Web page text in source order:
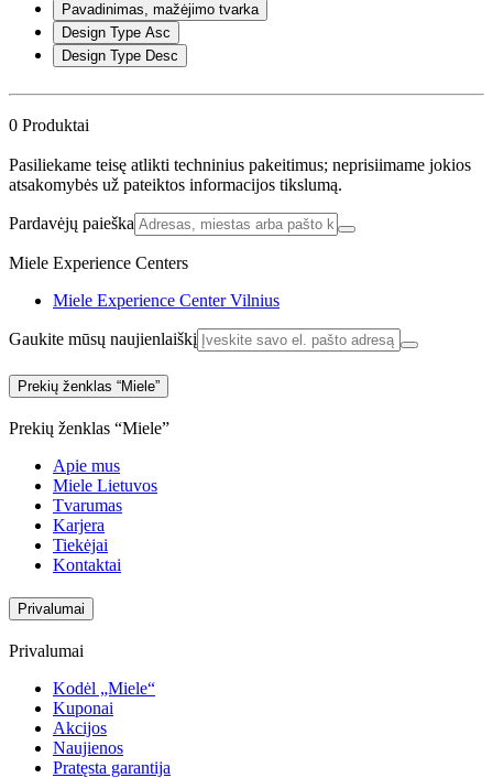
Pavadinimas, mažėjimo tvarka
Design Type Asc
Design Type Desc
0 Produktai
Pasiliekame teisę atlikti techninius pakeitimus; neprisiimame jokios
atsakomybės už pateiktos informacijos tikslumą.
Pardavėjų paieška
Miele Experience Centers
Miele Experience Center Vilnius
Gaukite mūsų naujienlaiškį
Prekių ženklas “Miele”
Prekių ženklas “Miele”
Apie mus
Miele Lietuvos
Tvarumas
Karjera
Tiekėjai
Kontaktai
Privalumai
Privalumai
Kodėl „Miele“
Kuponai
Akcijos
Naujienos
Pratęsta garantija